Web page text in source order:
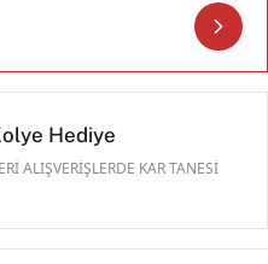
Hediye
ALIŞVERİŞLERDE KAR TANESİ